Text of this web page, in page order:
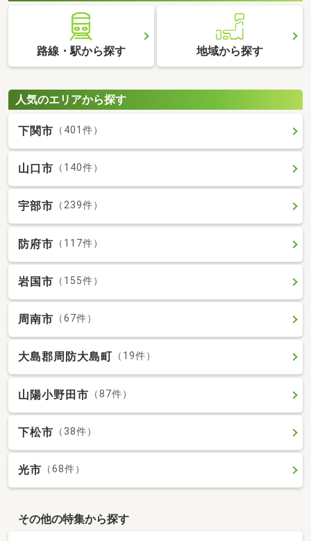
路線・駅から探す 地域から探す
人気のエリアから探す
下関市 （401件）
山口市 （140件）
宇部市 （239件）
防府市 （117件）
岩国市 （155件）
周南市 （67件）
大島郡周防大島町 （19件）
山陽小野田市 （87件）
下松市 （38件）
光市 （68件）
その他の特集から探す